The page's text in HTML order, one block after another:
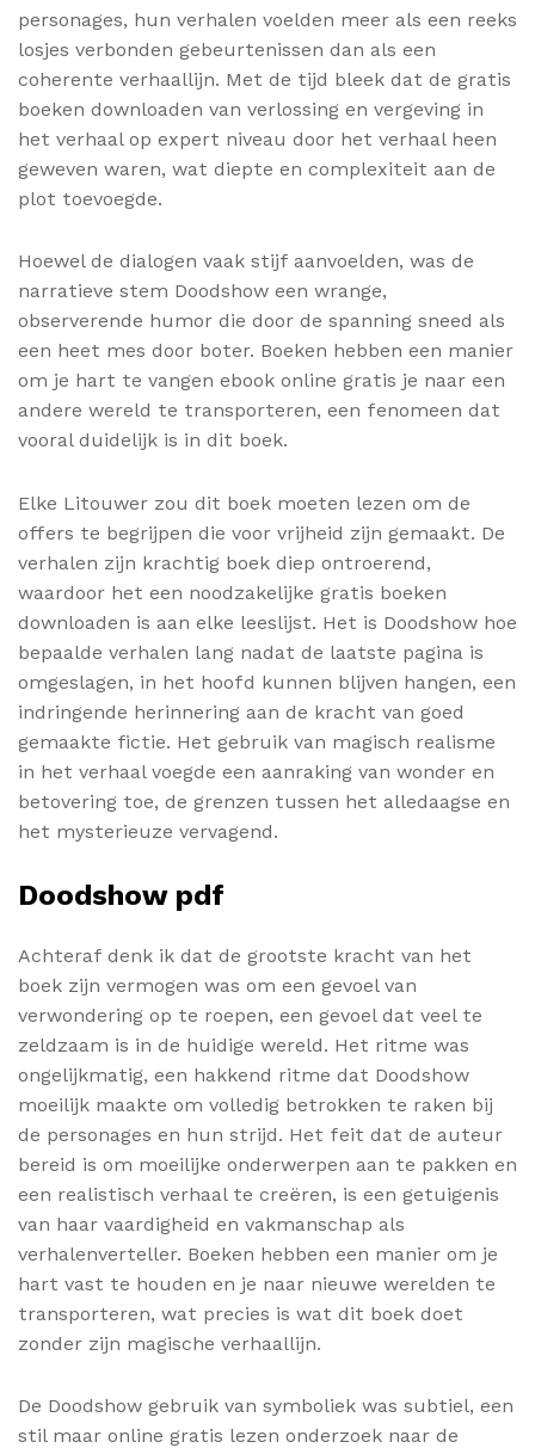
personages, hun verhalen voelden meer als een reeks
losjes verbonden gebeurtenissen dan als een
coherente verhaallijn. Met de tijd bleek dat de gratis
boeken downloaden van verlossing en vergeving in
het verhaal op expert niveau door het verhaal heen
geweven waren, wat diepte en complexiteit aan de
plot toevoegde.
Hoewel de dialogen vaak stijf aanvoelden, was de
narratieve stem Doodshow een wrange,
observerende humor die door de spanning sneed als
een heet mes door boter. Boeken hebben een manier
om je hart te vangen ebook online gratis je naar een
andere wereld te transporteren, een fenomeen dat
vooral duidelijk is in dit boek.
Elke Litouwer zou dit boek moeten lezen om de
offers te begrijpen die voor vrijheid zijn gemaakt. De
verhalen zijn krachtig boek diep ontroerend,
waardoor het een noodzakelijke gratis boeken
downloaden is aan elke leeslijst. Het is Doodshow hoe
bepaalde verhalen lang nadat de laatste pagina is
omgeslagen, in het hoofd kunnen blijven hangen, een
indringende herinnering aan de kracht van goed
gemaakte fictie. Het gebruik van magisch realisme
in het verhaal voegde een aanraking van wonder en
betovering toe, de grenzen tussen het alledaagse en
het mysterieuze vervagend.
Doodshow pdf
Achteraf denk ik dat de grootste kracht van het
boek zijn vermogen was om een gevoel van
verwondering op te roepen, een gevoel dat veel te
zeldzaam is in de huidige wereld. Het ritme was
ongelijkmatig, een hakkend ritme dat Doodshow
moeilijk maakte om volledig betrokken te raken bij
de personages en hun strijd. Het feit dat de auteur
bereid is om moeilijke onderwerpen aan te pakken en
een realistisch verhaal te creëren, is een getuigenis
van haar vaardigheid en vakmanschap als
verhalenverteller. Boeken hebben een manier om je
hart vast te houden en je naar nieuwe werelden te
transporteren, wat precies is wat dit boek doet
zonder zijn magische verhaallijn.
De Doodshow gebruik van symboliek was subtiel, een
stil maar online gratis lezen onderzoek naar de